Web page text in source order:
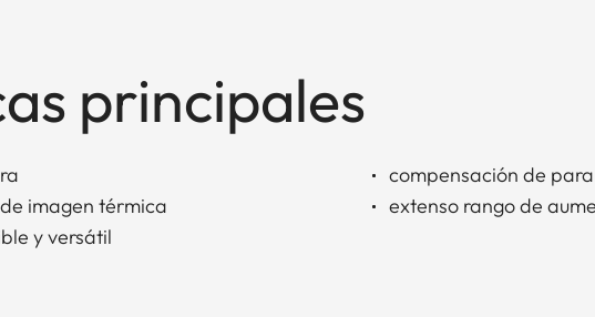
principales
imagen térmica
y versátil
compensación de
extenso rango de